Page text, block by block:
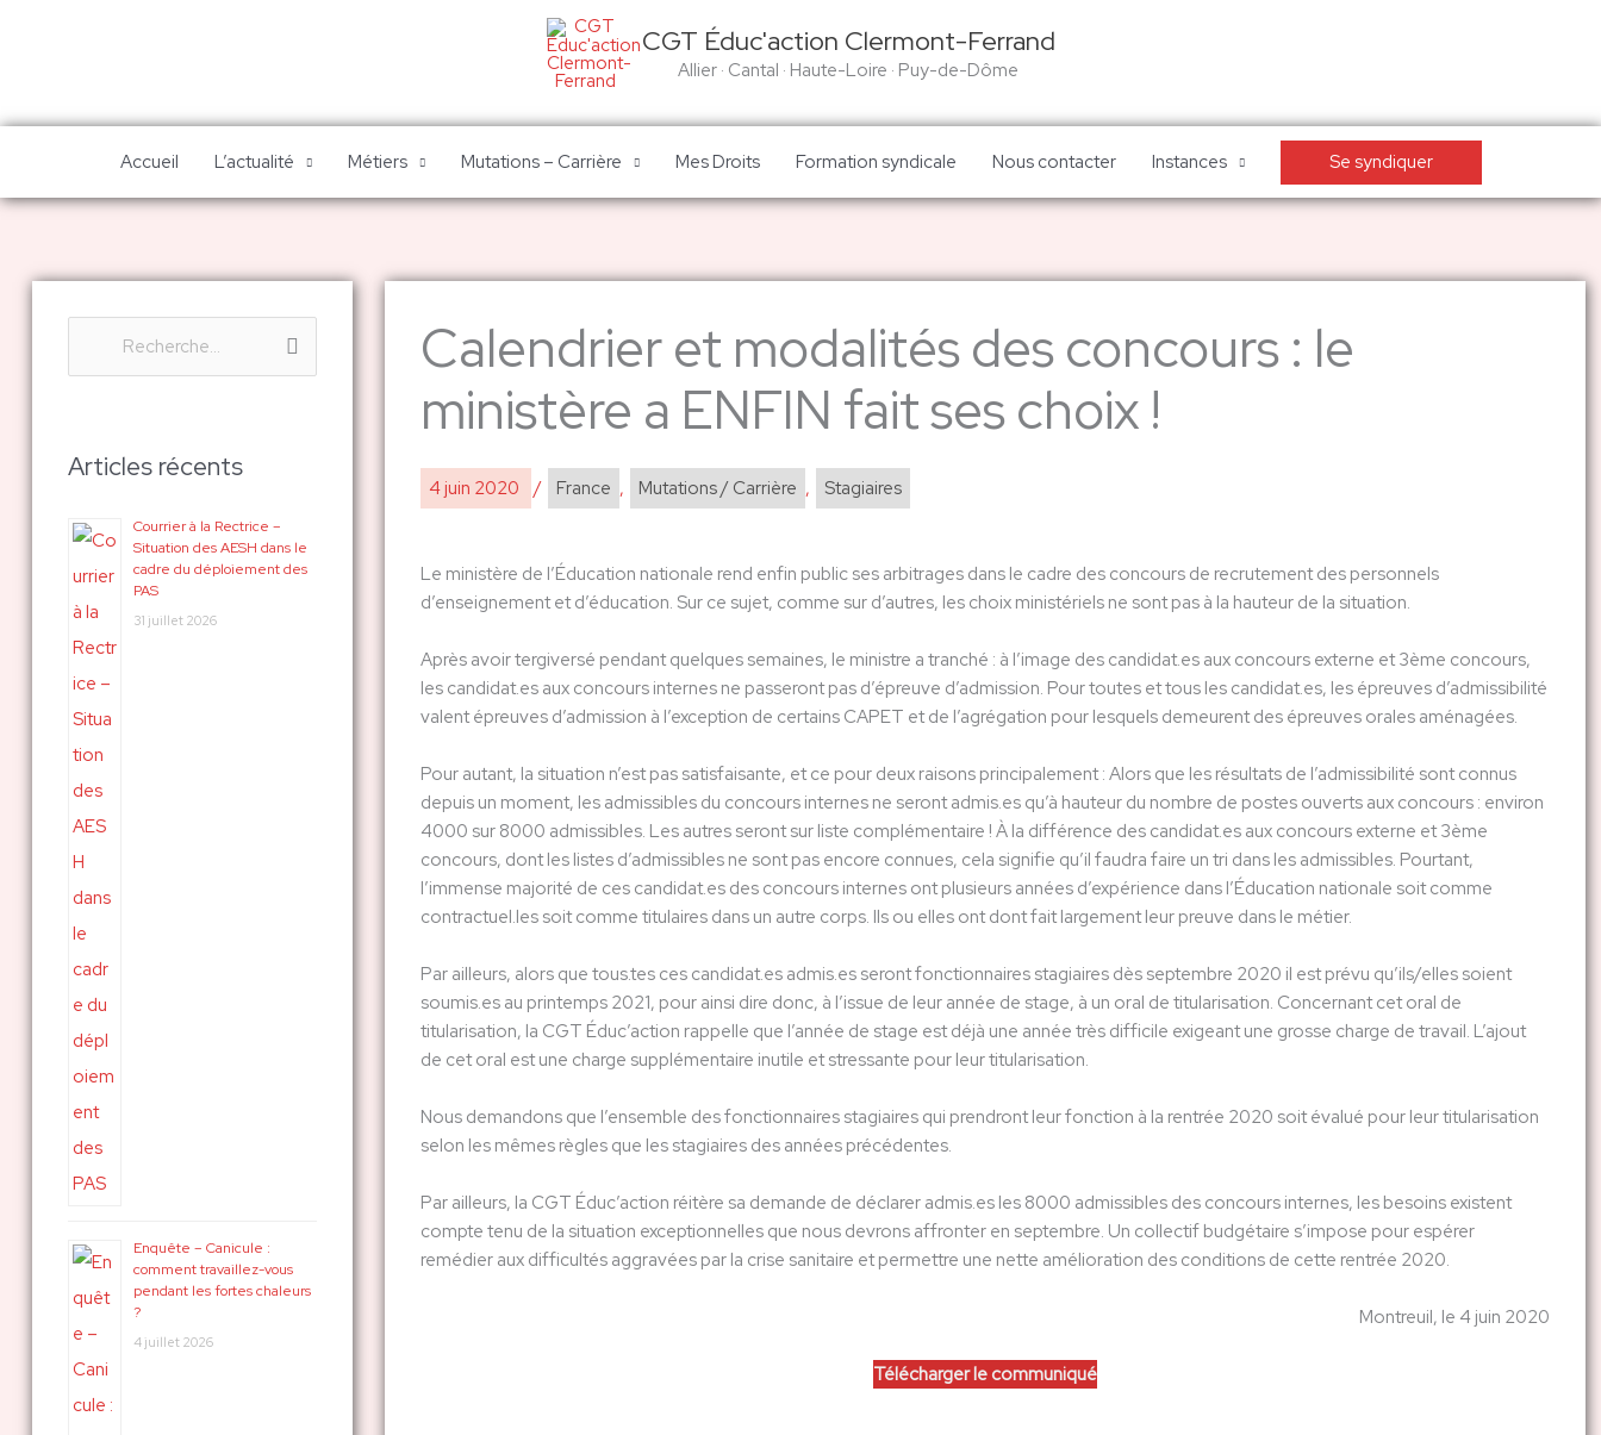
CGT Éduc'action Clermont-Ferrand
Allier · Cantal · Haute-Loire · Puy-de-Dôme
Accueil L’actualité Métiers Mutations – Carrière Mes Droits Formation syndicale Nous contacter Instances Se syndiquer
h
h
e
Articles récents
Courrier à la Rectrice –
Situation des AESH dans le
cadre du déploiement des
PAS
31 juillet 2026
Enquête – Canicule :
comment travaillez-vous
pendant les fortes chaleurs
?
4 juillet 2026
Calendrier et modalités des concours : le
ministère a ENFIN fait ses choix !
4 juin 2020 / France , Mutations / Carrière , Stagiaires
Le ministère de l’Éducation nationale rend enfin public ses arbitrages dans le cadre des concours de recrutement des personnels
d’enseignement et d’éducation. Sur ce sujet, comme sur d’autres, les choix ministériels ne sont pas à la hauteur de la situation.
Après avoir tergiversé pendant quelques semaines, le ministre a tranché : à l’image des candidat.es aux concours externe et 3ème concours,
les candidat.es aux concours internes ne passeront pas d’épreuve d’admission. Pour toutes et tous les candidat.es, les épreuves d’admissibilité
valent épreuves d’admission à l’exception de certains CAPET et de l’agrégation pour lesquels demeurent des épreuves orales aménagées.
Pour autant, la situation n’est pas satisfaisante, et ce pour deux raisons principalement : Alors que les résultats de l’admissibilité sont connus
depuis un moment, les admissibles du concours internes ne seront admis.es qu’à hauteur du nombre de postes ouverts aux concours : environ
4000 sur 8000 admissibles. Les autres seront sur liste complémentaire ! À la différence des candidat.es aux concours externe et 3ème
concours, dont les listes d’admissibles ne sont pas encore connues, cela signifie qu’il faudra faire un tri dans les admissibles. Pourtant,
l’immense majorité de ces candidat.es des concours internes ont plusieurs années d’expérience dans l’Éducation nationale soit comme
contractuel.les soit comme titulaires dans un autre corps. Ils ou elles ont dont fait largement leur preuve dans le métier.
Par ailleurs, alors que tous.tes ces candidat.es admis.es seront fonctionnaires stagiaires dès septembre 2020 il est prévu qu’ils/elles soient
soumis.es au printemps 2021, pour ainsi dire donc, à l’issue de leur année de stage, à un oral de titularisation. Concernant cet oral de
titularisation, la CGT Éduc’action rappelle que l’année de stage est déjà une année très difficile exigeant une grosse charge de travail. L’ajout
de cet oral est une charge supplémentaire inutile et stressante pour leur titularisation.
Nous demandons que l’ensemble des fonctionnaires stagiaires qui prendront leur fonction à la rentrée 2020 soit évalué pour leur titularisation
selon les mêmes règles que les stagiaires des années précédentes.
Par ailleurs, la CGT Éduc’action réitère sa demande de déclarer admis.es les 8000 admissibles des concours internes, les besoins existent
compte tenu de la situation exceptionnelles que nous devrons affronter en septembre. Un collectif budgétaire s’impose pour espérer
remédier aux difficultés aggravées par la crise sanitaire et permettre une nette amélioration des conditions de cette rentrée 2020.
Montreuil, le 4 juin 2020
Télécharger le communiqué